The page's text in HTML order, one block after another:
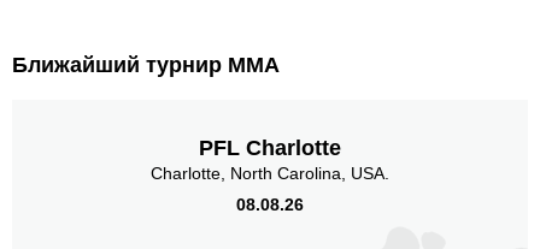
Ближайший турнир ММА
PFL Charlotte
Charlotte, North Carolina, USA.
08.08.26